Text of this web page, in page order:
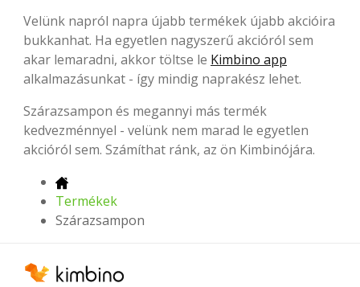
Velünk napról napra újabb termékek újabb akcióira
bukkanhat. Ha egyetlen nagyszerű akcióról sem
akar lemaradni, akkor töltse le Kimbino app
alkalmazásunkat - így mindig naprakész lehet.
Szárazsampon és megannyi más termék
kedvezménnyel - velünk nem marad le egyetlen
akcióról sem. Számíthat ránk, az ön Kimbinójára.
Termékek
Szárazsampon